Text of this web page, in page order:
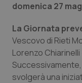
Oncologia
Psoriasi &
domenica 27
La Giornata
Vescovo di Rieti
Lorenzo
Successivamente,
svolgerà una